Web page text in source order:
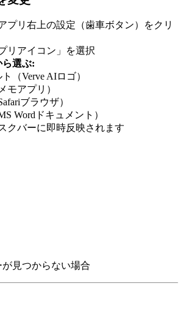
プリ右上の設定（歯車ボタン）をクリ
リアイコン」を選択
ら選ぶ:
（Verve AIロゴ）
モアプリ）
ブラウザ）
Wordドキュメント）
クバーに即時反映されます
見つからない場合